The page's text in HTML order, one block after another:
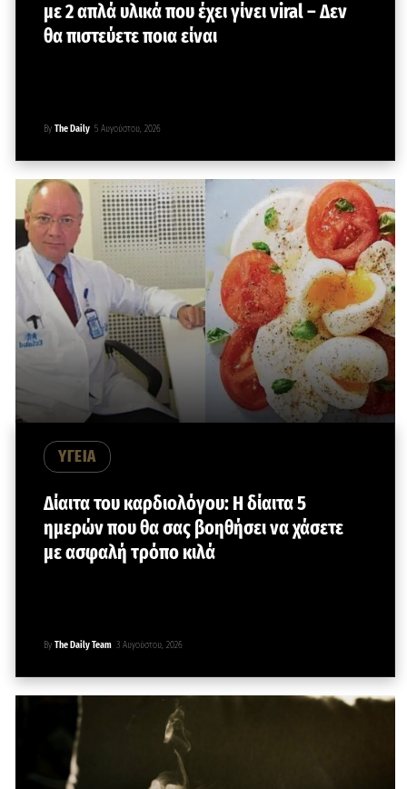
με 2 απλά υλικά που έχει γίνει viral – Δεν
θα πιστεύετε ποια είναι
By The Daily 5 Αυγούστου, 2026
ΥΓΕΙΑ
Δίαιτα του καρδιολόγου: Η δίαιτα 5
ημερών που θα σας βοηθήσει να χάσετε
με ασφαλή τρόπο κιλά
By The Daily Team 3 Αυγούστου, 2026